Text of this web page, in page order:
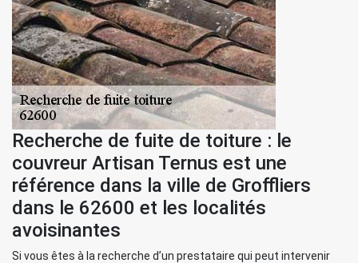
Recherche de fuite de toiture : le
couvreur Artisan Ternus est une
référence dans la ville de Groffliers
dans le 62600 et les localités
avoisinantes
Si vous êtes à la recherche d’un prestataire qui peut intervenir